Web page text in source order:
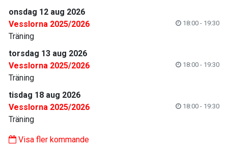
onsdag 12 aug 2026
Vesslorna 2025/2026
18:00 - 19:30
Träning
torsdag 13 aug 2026
Vesslorna 2025/2026
18:00 - 19:30
Träning
tisdag 18 aug 2026
Vesslorna 2025/2026
18:00 - 19:30
Träning
Visa fler kommande